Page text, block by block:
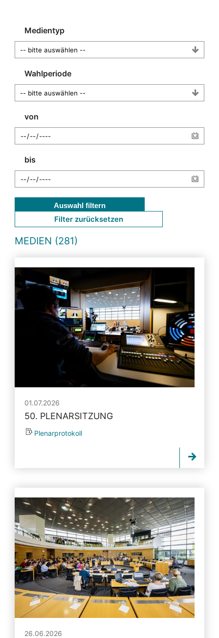
Medientyp
Wahlperiode
von
bis
Auswahl filtern
Filter zurücksetzen
MEDIEN (281)
01.07.2026
50. PLENARSITZUNG
Plenarprotokoll
26.06.2026